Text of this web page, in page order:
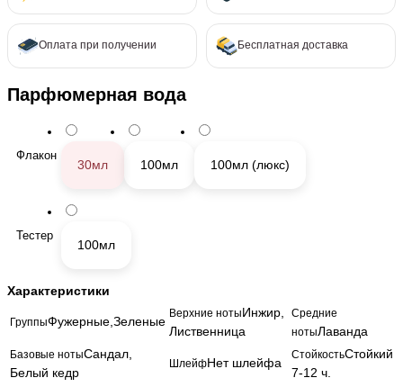
Оплата при получении Бесплатная доставка
Парфюмерная вода
Флакон
30мл 100мл 100мл (люкс)
Тестер
100мл
Характеристики
ГруппыФужерные,Зеленые
Верхние нотыИнжир,
Лиственница
Средние
нотыЛаванда
Базовые нотыСандал,
Белый кедр
ШлейфНет шлейфа
СтойкостьСтойкий
7-12 ч.